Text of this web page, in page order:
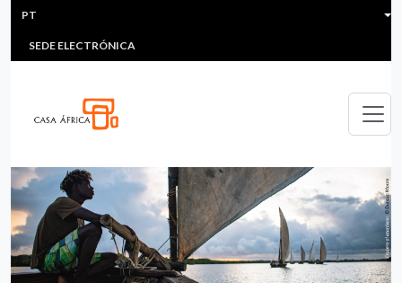
Passar para o conteúdo principal
HEADER MENU
MULTIMEDIA
SEDE ELECTRÓNICA
PT